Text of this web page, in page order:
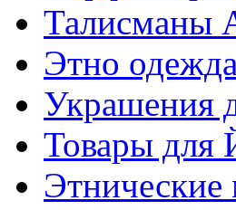
Талисманы
Этно
Украшения
Товары для